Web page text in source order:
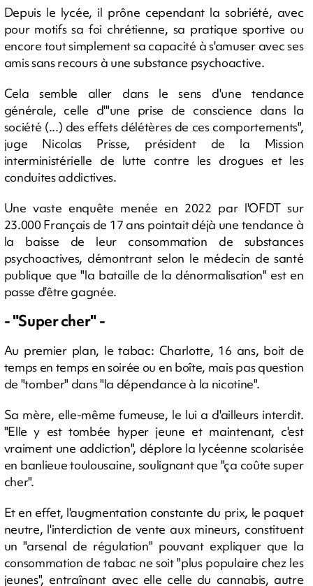
Depuis le lycée, il prône cependant la sobriété, avec
pour motifs sa foi chrétienne, sa pratique sportive ou
encore tout simplement sa capacité à s'amuser avec ses
amis sans recours à une substance psychoactive.
Cela semble aller dans le sens d'une tendance
générale, celle d'"une prise de conscience dans la
société (...) des effets délétères de ces comportements",
juge Nicolas Prisse, président de la Mission
interministérielle de lutte contre les drogues et les
conduites addictives.
Une vaste enquête menée en 2022 par l'OFDT sur
23.000 Français de 17 ans pointait déjà une tendance à
la baisse de leur consommation de substances
psychoactives, démontrant selon le médecin de santé
publique que "la bataille de la dénormalisation" est en
passe d'être gagnée.
- "Super cher" -
Au premier plan, le tabac: Charlotte, 16 ans, boit de
temps en temps en soirée ou en boîte, mais pas question
de "tomber" dans "la dépendance à la nicotine".
Sa mère, elle-même fumeuse, le lui a d'ailleurs interdit.
"Elle y est tombée hyper jeune et maintenant, c'est
vraiment une addiction", déplore la lycéenne scolarisée
en banlieue toulousaine, soulignant que "ça coûte super
cher".
Et en effet, l'augmentation constante du prix, le paquet
neutre, l'interdiction de vente aux mineurs, constituent
un "arsenal de régulation" pouvant expliquer que la
consommation de tabac ne soit "plus populaire chez les
jeunes", entraînant avec elle celle du cannabis, autre